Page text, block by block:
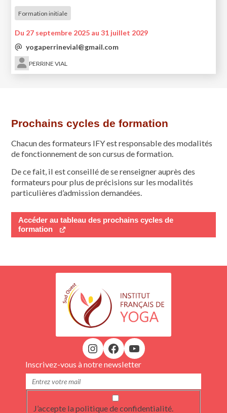
Formation initiale
Du 27 septembre 2025 au 31 juillet 2029
yogaperrinevial@gmail.com
PERRINE VIAL
Prochains cycles de formation
Chacun des formateurs IFY est responsable des modalités
de fonctionnement de son cursus de formation.
De ce fait, il est conseillé de se renseigner auprès des
formateurs pour plus de précisions sur les modalités
particulières d’admission demandées.
Accéder au tableau des prochains cycles de
formation
Inscrivez-vous à notre newsletter
J’accepte la politique de confidentialité.